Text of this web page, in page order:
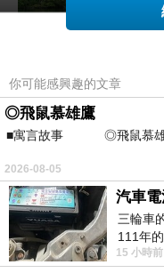
很美的一個湖泊
你可能感興趣的文章
◎飛鼠慕雄鷹
■寓言故事 ◎飛鼠慕
⊕潘文
林的底層，住著一隻小飛鼠
2026-08-05
汽車
三輪車
111年
在阿炮
15 小時前